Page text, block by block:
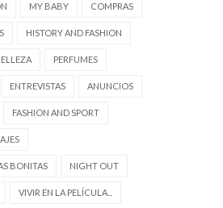
MY BABY COMPRAS
HISTORY AND FASHION
PERFUMES
ENTREVISTAS ANUNCIOS
FASHION AND SPORT
BONITAS NIGHT OUT
VIVIR EN LA PELÍCULA...